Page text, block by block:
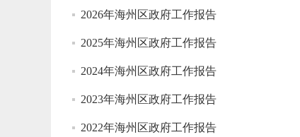
2026年海州区政府工作报告
2025年海州区政府工作报告
2024年海州区政府工作报告
2023年海州区政府工作报告
2022年海州区政府工作报告